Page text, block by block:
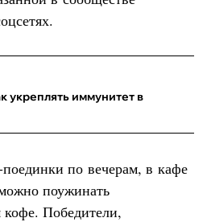
укреплять иммунитет в
по вечерам, в кафе
поужинать
кофе. Победители,